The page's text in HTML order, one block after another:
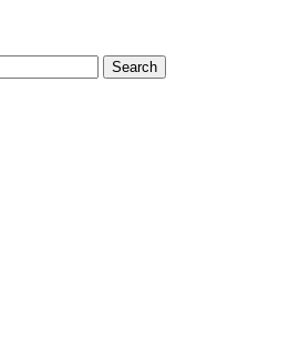
Search